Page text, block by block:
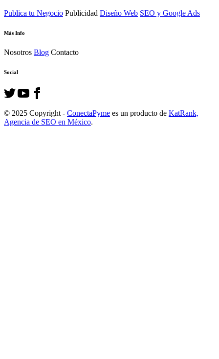
Publica tu Negocio Publicidad Diseño Web SEO y Google Ads
Más Info
Nosotros Blog Contacto
Social
© 2025 Copyright - ConectaPyme es un producto de KatRank,
Agencia de SEO en México.